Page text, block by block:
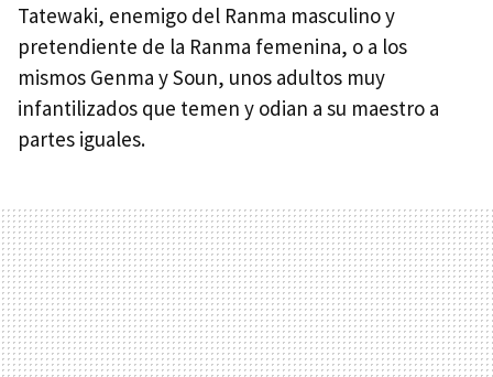
Tatewaki, enemigo del Ranma masculino y
pretendiente de la Ranma femenina, o a los
mismos Genma y Soun, unos adultos muy
infantilizados que temen y odian a su maestro a
partes iguales.